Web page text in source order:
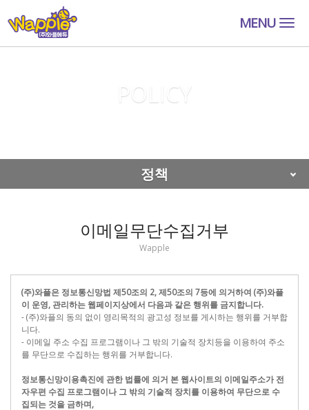
MENU
POLICY
정책
이메일무단수집거부
Wapple
(주)와플은 정보통신망법 제50조의 2, 제50조의 7등에 의거하여 (주)와플
이 운영, 관리하는 웹페이지상에서 다음과 같은 행위를 금지합니다.
- (주)와플의 동의 없이 영리목적의 광고성 정보를 게시하는 행위를 거부합
니다.
- 이메일 주소 수집 프로그램이나 그 밖의 기술적 장치등을 이용하여 주소
를 무단으로 수집하는 행위를 거부합니다.
정보통신망이용촉진에 관한 법률에 의거 본 웹사이트의 이메일주소가 전
자우편 수집 프로그램이나 그 밖의 기술적 장치를 이용하여 무단으로 수
집되는 것을 금하며,